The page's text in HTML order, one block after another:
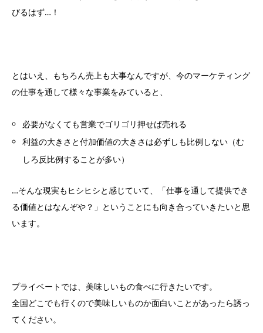
びるはず…！
とはいえ、もちろん売上も大事なんですが、今のマーケティング
の仕事を通して様々な事業をみていると、
必要がなくても営業でゴリゴリ押せば売れる
利益の大きさと付加価値の大きさは必ずしも比例しない（む
しろ反比例することが多い）
…そんな現実もヒシヒシと感じていて、「仕事を通して提供でき
る価値とはなんぞや？」ということにも向き合っていきたいと思
います。
プライベートでは、美味しいもの食べに行きたいです。
全国どこでも行くので美味しいものか面白いことがあったら誘っ
てください。